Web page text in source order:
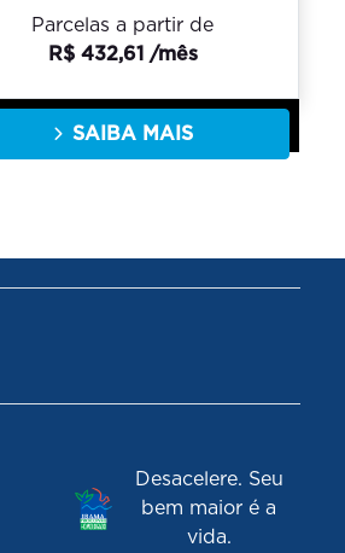
Parcelas a partir de
R$ 432,61 /mês
SAIBA MAIS
Desacelere. Seu
bem maior é a
vida.